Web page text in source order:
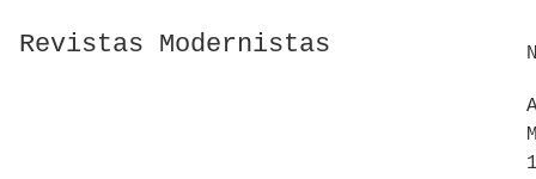
Revistas Modernistas